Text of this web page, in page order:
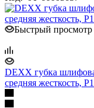
Быстрый просмотр
DEXX губка
средняя жесткость,